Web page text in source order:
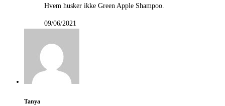
Hvem husker ikke Green Apple Shampoo.
09/06/2021
Tanya